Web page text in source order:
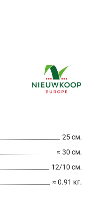
25 см.
≈ 30 см.
12/10 см.
≈ 0.91 кг.